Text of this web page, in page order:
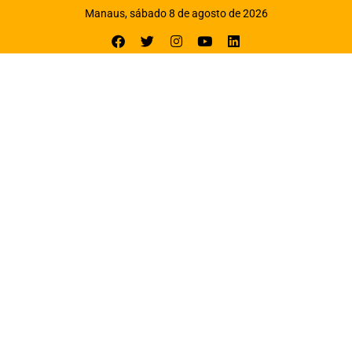
Manaus, sábado 8 de agosto de 2026